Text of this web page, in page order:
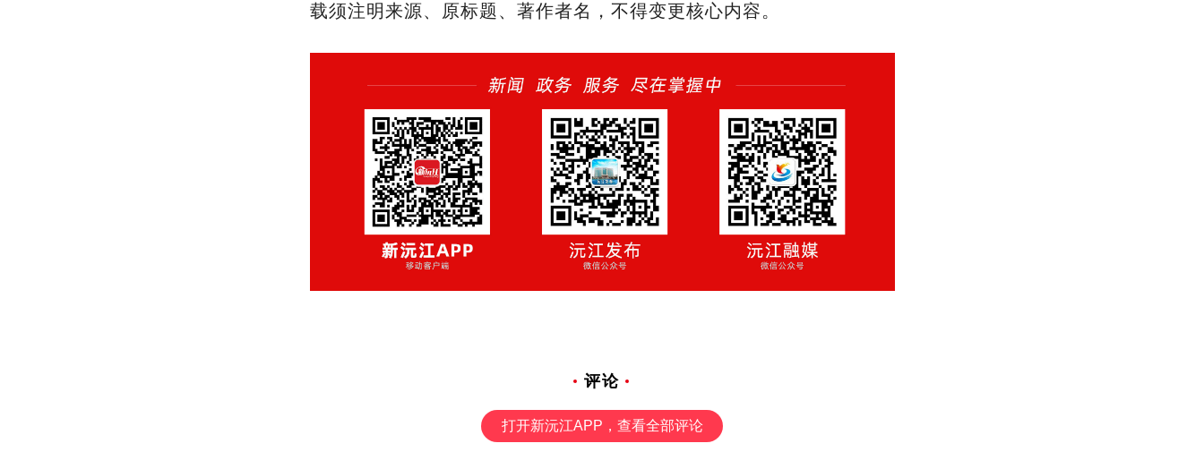
载须注明来源、原标题、著作者名，不得变更核心内容。
评论
打开新沅江APP，查看全部评论